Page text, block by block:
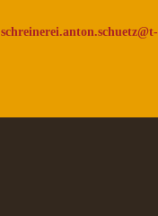
schreinerei.anton.schuetz@t-